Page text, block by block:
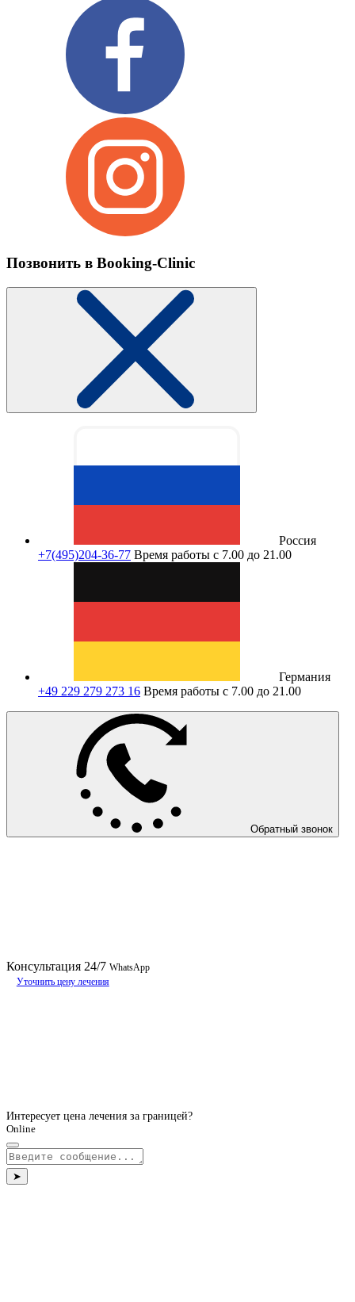
Позвонить в Booking-Clinic
Россия
+7(495)204-36-77 Время работы с 7.00 до 21.00
Германия
+49 229 279 273 16 Время работы с 7.00 до 21.00
Обратный звонок
Консультация 24/7 WhatsApp
Уточнить цену лечения
Интересует цена лечения за границей?
Online
➤